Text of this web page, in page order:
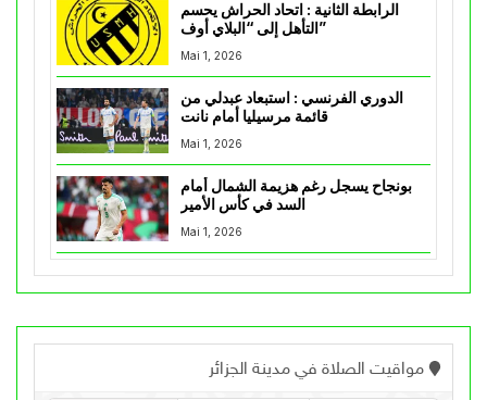
الرابطة الثانية : اتحاد الحراش يحسم
التأهل إلى “البلاي أوف”
Mai 1, 2026
الدوري الفرنسي : استبعاد عبدلي من
قائمة مرسيليا أمام نانت
Mai 1, 2026
بونجاح يسجل رغم هزيمة الشمال أمام
السد في كأس الأمير
Mai 1, 2026